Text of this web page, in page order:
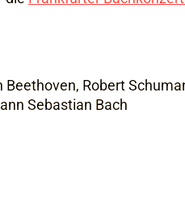
Beethoven, Robert
Sebastian Bach